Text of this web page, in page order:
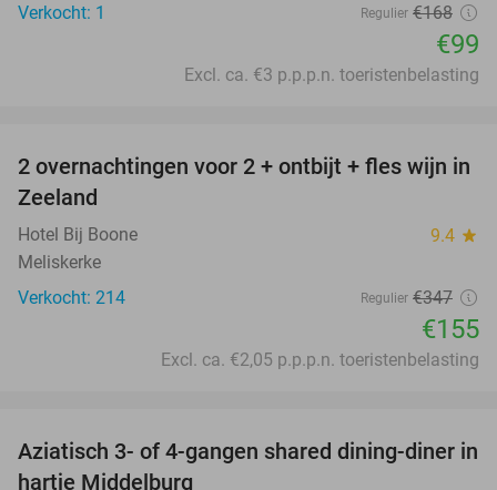
Verkocht: 1
Regulier €168
€99
Excl. ca. €3 p.p.p.n. toeristenbelasting
55%
2 overnachtingen voor 2 + ontbijt + fles wijn in
Zeeland
Hotel Bij Boone 9.4 star
Meliskerke
Verkocht: 214
Regulier €347
€155
Excl. ca. €2,05 p.p.p.n. toeristenbelasting
36%
Aziatisch 3- of 4-gangen shared dining-diner in
hartje Middelburg